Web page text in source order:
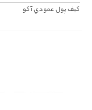
کيف پول عمودي آکو